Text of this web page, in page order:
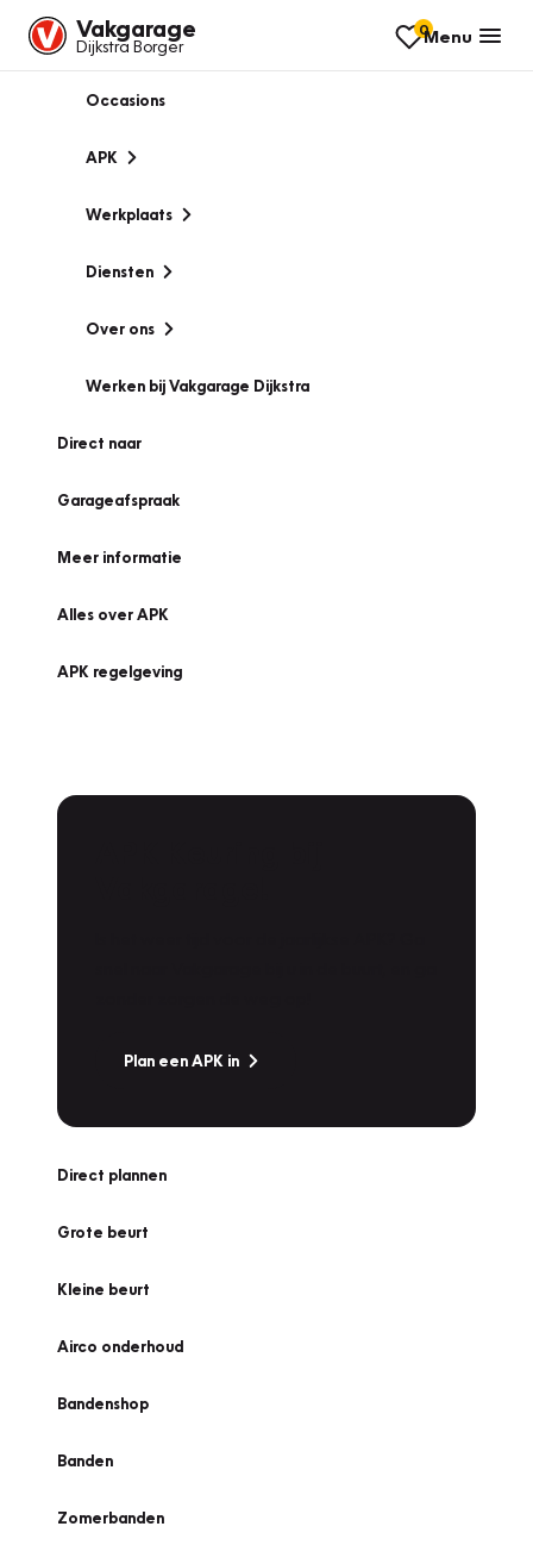
Vakgarage
Dijkstra Borger
0Menu
Occasions
APK
Werkplaats
Diensten
Over ons
Werken bij Vakgarage Dijkstra
Direct naar
Garageafspraak
Meer informatie
Alles over APK
APK regelgeving
Plan een APK in
Direct plannen
Grote beurt
Kleine beurt
Airco onderhoud
Bandenshop
Banden
Zomerbanden